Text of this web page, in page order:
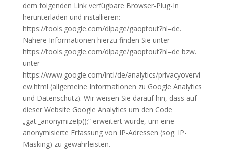
dem folgenden Link verfügbare Browser-Plug-In
herunterladen und installieren:
https://tools.google.com/dlpage/gaoptout?hl=de.
Nähere Informationen hierzu finden Sie unter
https://tools.google.com/dlpage/gaoptout?hl=de bzw.
unter
https://www.google.com/intl/de/analytics/privacyovervi
ew.html (allgemeine Informationen zu Google Analytics
und Datenschutz). Wir weisen Sie darauf hin, dass auf
dieser Website Google Analytics um den Code
„gat._anonymizeIp();“ erweitert wurde, um eine
anonymisierte Erfassung von IP-Adressen (sog. IP-
Masking) zu gewährleisten.